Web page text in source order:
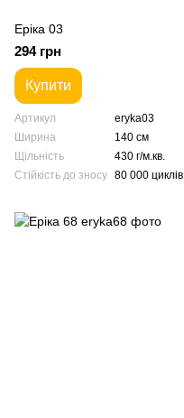
Еріка 03
294 грн
Купити
Артикул
eryka03
Ширина
140 см
Щільність
430 г/м.кв.
Стійкість до зносу 80 000 циклів